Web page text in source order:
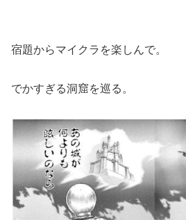
宿題からマイクラを楽しんで。
でかすぎる洞窟を巡る。